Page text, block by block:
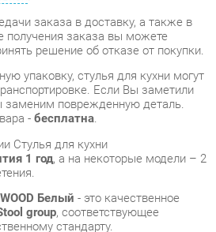
упаковку, стулья для кухни могут
Если Вы заметили
поврежденную деталь.
-бесплатна .
Стулья для кухни
1 год, а на некоторые модели – 2
Белый- это качественное
group, соответствующее
стандарту.
довольны вашим приобретением, и
отзыв об опыте его
сориентироваться нашим